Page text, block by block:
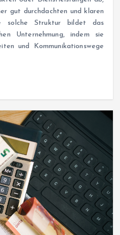
gut durchdachten und klaren
solche Struktur bildet das
Unternehmung, indem sie
und Kommunikationswege